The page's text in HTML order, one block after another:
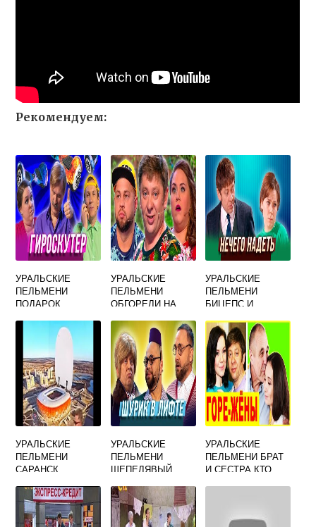
Рекомендуем:
УРАЛЬСКИЕ
ПЕЛЬМЕНИ
ПОДАРОК
УРАЛЬСКИЕ
ПЕЛЬМЕНИ
ОБГОРЕЛИ НА
УРАЛЬСКИЕ
ПЕЛЬМЕНИ
БИЦЕПС И
УРАЛЬСКИЕ
ПЕЛЬМЕНИ
САРАНСК
УРАЛЬСКИЕ
ПЕЛЬМЕНИ
ШЕПЕЛЯВЫЙ
УРАЛЬСКИЕ
ПЕЛЬМЕНИ БРАТ
И СЕСТРА КТО